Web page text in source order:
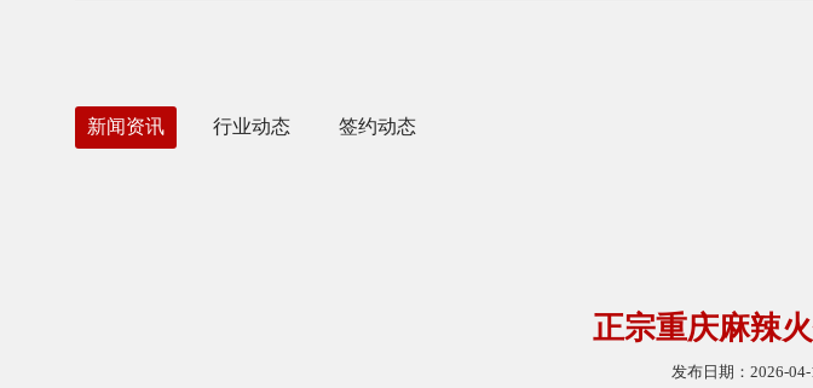
新闻资讯 行业动态 签约动态
正宗重庆麻辣
发布日期：2026-04-